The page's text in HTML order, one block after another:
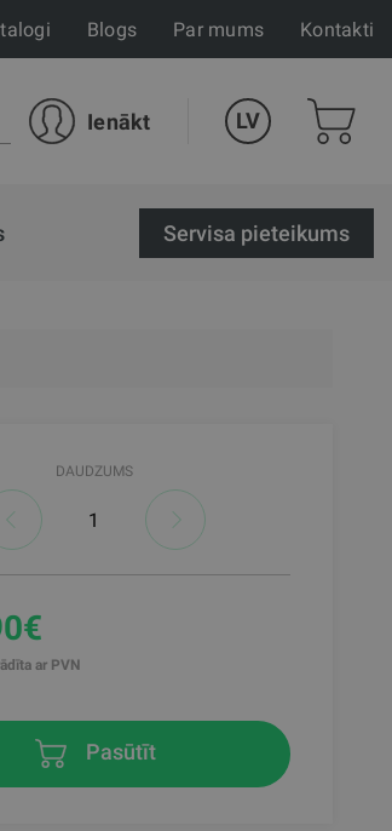
Blogs Par mums Kontakti
Ienākt LV
Servisa pieteikums
DAUDZUMS
ar PVN
Pasūtīt